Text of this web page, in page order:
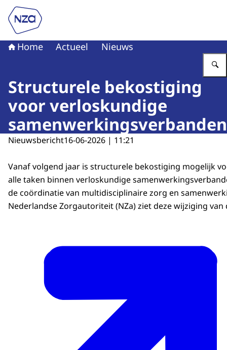
Naar de homepage van Nederlandse Zorgautoriteit
Home Actueel Nieuws
Structurele bekostiging
voor verloskundige
samenwerkingsverbanden
Nieuwsbericht16-06-2026 | 11:21
Vanaf volgend jaar is structurele bekostiging mogelijk
alle taken binnen verloskundige
de coördinatie van multidisciplinaire zorg en
Nederlandse Zorgautoriteit (NZa) ziet deze wijziging van